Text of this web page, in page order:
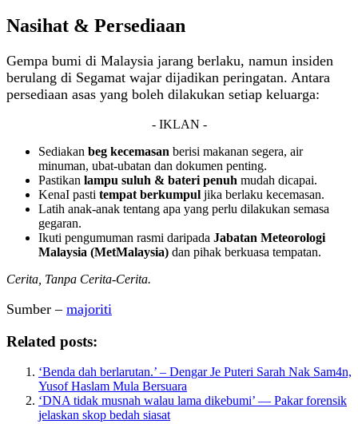
Nasihat & Persediaan
Gempa bumi di Malaysia jarang berlaku, namun insiden
berulang di Segamat wajar dijadikan peringatan. Antara
persediaan asas yang boleh dilakukan setiap keluarga:
- IKLAN -
Sediakan beg kecemasan berisi makanan segera, air
minuman, ubat-ubatan dan dokumen penting.
Pastikan lampu suluh & bateri penuh mudah dicapai.
KenaI pasti tempat berkumpul jika berlaku kecemasan.
Latih anak-anak tentang apa yang perlu dilakukan semasa
gegaran.
Ikuti pengumuman rasmi daripada Jabatan Meteorologi
Malaysia (MetMalaysia) dan pihak berkuasa tempatan.
Cerita, Tanpa Cerita-Cerita.
Sumber – majoriti
Related posts:
‘Benda dah berlarutan.’ – Dengar Je Puteri Sarah Nak Sam4n,
Yusof Haslam Mula Bersuara
‘DNA tidak musnah walau lama dikebumi’ — Pakar forensik
jelaskan skop bedah siasat